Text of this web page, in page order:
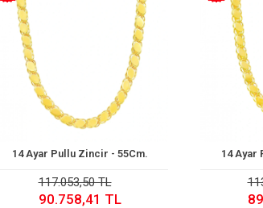
Sepete Ekle
14 Ayar Pullu Zincir - 55Cm.
117.053,50 TL
90.758,41 TL
14 Ayar